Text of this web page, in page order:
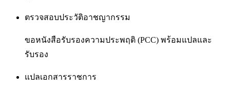
ตรวจสอบประวัติอาชญากรรม
ขอหนังสือรับรองความประพฤติ (PCC) พร้อมแปลและ
รับรอง
แปลเอกสารราชการ